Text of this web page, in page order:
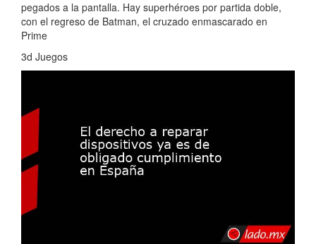
pegados a la pantalla. Hay superhéroes por partida doble,
con el regreso de Batman, el cruzado enmascarado en
Prime
3d Juegos